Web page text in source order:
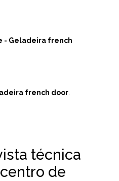
- Geladeira french
french door
técnica
de